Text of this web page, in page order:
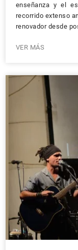
enseñanza y el
recorrido extenso
renovador desde
VER MÁS